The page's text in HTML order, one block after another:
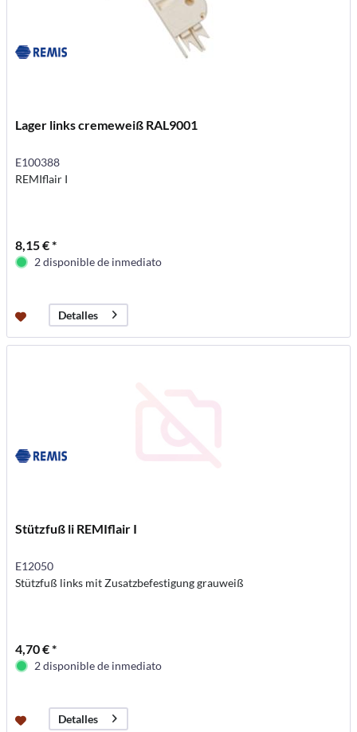
Lager links cremeweiß RAL9001
E100388
REMIflair I
8,15 € *
2 disponible de inmediato
Detalles
Stützfuß li REMIflair I
E12050
Stützfuß links mit Zusatzbefestigung grauweiß
4,70 € *
2 disponible de inmediato
Detalles